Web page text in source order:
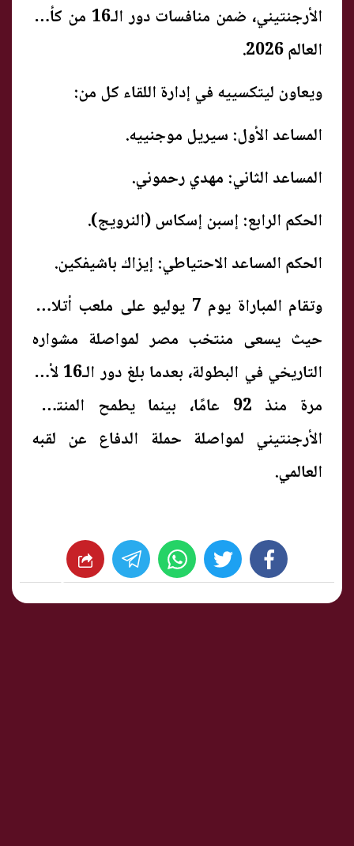
الأرجنتيني، ضمن منافسات دور الـ16 من كأس
العالم 2026.
ويعاون ليتكسييه في إدارة اللقاء كل من:
المساعد الأول: سيريل موجنييه.
المساعد الثاني: مهدي رحموني.
الحكم الرابع: إسبن إسكاس (النرويج).
الحكم المساعد الاحتياطي: إيزاك باشيفكين.
وتقام المباراة يوم 7 يوليو على ملعب أتلانتا،
حيث يسعى منتخب مصر لمواصلة مشواره
التاريخي في البطولة، بعدما بلغ دور الـ16 لأول
مرة منذ 92 عامًا، بينما يطمح المنتخب
الأرجنتيني لمواصلة حملة الدفاع عن لقبه
العالمي.
facebook
twitter
whats شارك